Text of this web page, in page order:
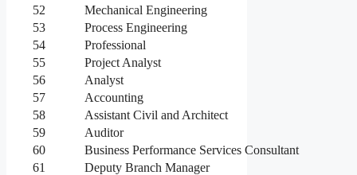
52
Mechanical Engineering
53
Process Engineering
54
Professional
55
Project Analyst
56
Analyst
57
Accounting
58
Assistant Civil and Architect
59
Auditor
60
Business Performance Services Consultant
61
Deputy Branch Manager